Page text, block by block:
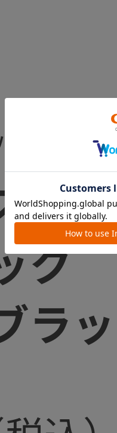
マ
ッ
のみと